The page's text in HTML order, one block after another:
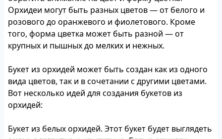
Орхидеи могут быть разных цветов — от белого и
розового до оранжевого и фиолетового. Кроме
того, форма цветка может быть разной — от
крупных и пышных до мелких и нежных.
Букет из орхидей может быть создан как из одного
вида цветов, так и в сочетании с другими цветами.
Вот несколько идей для создания букетов из
орхидей:
Букет из белых орхидей. Этот букет будет выглядеть